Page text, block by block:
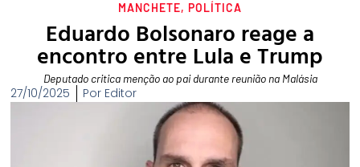
MANCHETE, POLÍTICA
Eduardo Bolsonaro reage a
encontro entre Lula e Trump
Deputado critica menção ao pai durante reunião na Malásia
27/10/2025 Por Editor